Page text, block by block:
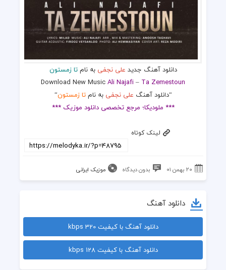
دانلود آهنگ جدید علی نجفی به نامتا زمستون
Download New MusicAli Najafi– Ta Zemestoun
“دانلود آهنگ علی نجفی به نامتا زمستون“
*** ملودیکا؛ مرجع تخصصی دانلود موزیک ***
لینک کوتاه
۲۰ بهمن ۰۱ بدون دیدگاه موزیک ایرانی
دانلود آهنگ
دانلود آهنگ با کیفیت 320 kbps
دانلود آهنگ با کیفیت 128 kbps